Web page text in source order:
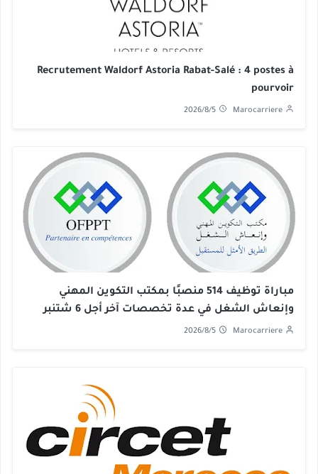
Recrutement Waldorf Astoria Rabat-Salé : 4 postes à
pourvoir
Marocarriere
2026/8/5
مباراة توظيف 514 منصبًا بمكتب التكوين المهني
وإنعاش الشغل في عدة تخصصات آخر أجل 6 شتنبر
2026
Marocarriere
2026/8/5